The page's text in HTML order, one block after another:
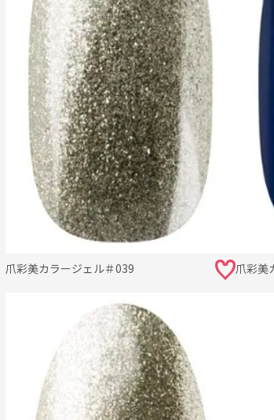
爪彩美カラージェル＃039 爪彩美